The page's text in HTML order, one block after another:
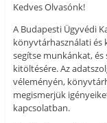
Kedves Olvasónk!
A Budapesti Ügyvédi
könyvtárhasználati és
segítse munkánkat,
kitöltésére. Az
véleményén,
megismerjük
kapcsolatban.